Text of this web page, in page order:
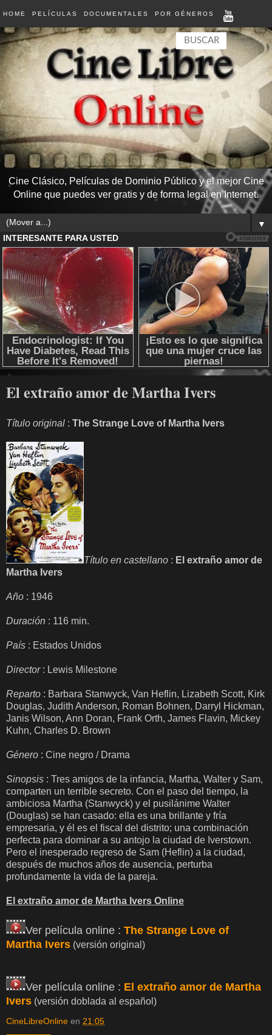
HOME PELÍCULAS DOCUMENTALES POR GÉNEROS
Cine Clásico, Películas de Dominio Público y el mejor Cine
Online que puedes ver gratis y de forma legal en Internet.
▼
El extraño amor de Martha Ivers
Título original : The Strange Love of Martha Ivers
Título en castellano : El extraño amor de
Martha Ivers
Año : 1946
Duración : 116 min.
País : Estados Unidos
Director : Lewis Milestone
Reparto : Barbara Stanwyck, Van Heflin, Lizabeth Scott, Kirk
Douglas, Judith Anderson, Roman Bohnen, Darryl Hickman,
Janis Wilson, Ann Doran, Frank Orth, James Flavin, Mickey
Kuhn, Charles D. Brown
Género : Cine negro / Drama
Sinopsis : Tres amigos de la infancia, Martha, Walter y Sam,
comparten un terrible secreto. Con el paso del tiempo, la
ambiciosa Martha (Stanwyck) y el pusilánime Walter
(Douglas) se han casado: ella es una brillante y fría
empresaria, y él es el fiscal del distrito; una combinación
perfecta para dominar a su antojo la ciudad de Iverstown.
Pero el inesperado regreso de Sam (Heflin) a la ciudad,
después de muchos años de ausencia, perturba
profundamente la vida de la pareja.
El extraño amor de Martha Ivers Online
Ver película online : The Strange Love of
Martha Ivers (versión original)
Ver película online : El extraño amor de Martha
Ivers (versión doblada al español)
CineLibreOnline en 21:05